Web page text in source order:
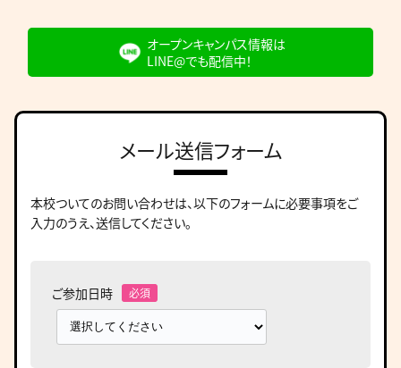
オープンキャンパス情報は
LINE@でも配信中！
メール送信フォーム
本校ついてのお問い合わせは、以下のフォームに必要事項をご
入力のうえ、送信してください。
ご参加日時